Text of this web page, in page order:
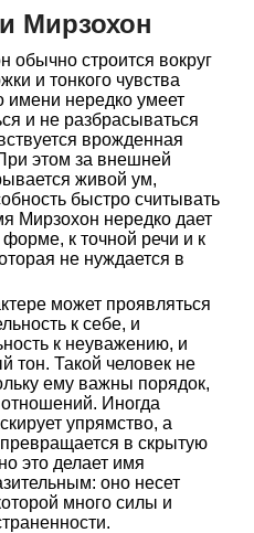
Мирзохон
обычно строится вокруг
и тонкого чувства
имени нередко умеет
и не разбрасываться
врожденная
этом за внешней
живой ум,
быстро считывать
Мирзохон нередко дает
форме, к точной речи и к
не нуждается в
может проявляться
к себе, и
к неуважению, и
тон. Такой человек не
ему важны порядок,
Иногда
упрямство, а
в скрытую
это делает имя
оно несет
много силы и